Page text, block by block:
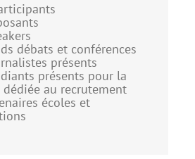
débats et conférences
présents
présents pour la
au recrutement
écoles et